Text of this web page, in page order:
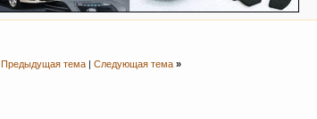
Предыдущая тема| Следующая тема »